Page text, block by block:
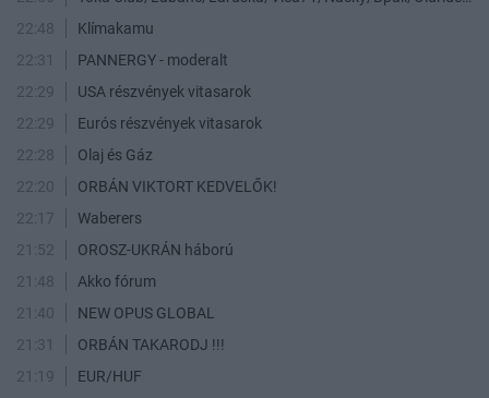
22:48
Klímakamu
22:31
PANNERGY - moderalt
22:29
USA részvények vitasarok
22:29
Eurós részvények vitasarok
22:28
Olaj és Gáz
22:20
ORBÁN VIKTORT KEDVELŐK!
22:17
Waberers
21:52
OROSZ-UKRÁN háború
21:48
Akko fórum
21:40
NEW OPUS GLOBAL
21:31
ORBÁN TAKARODJ !!!
21:19
EUR/HUF